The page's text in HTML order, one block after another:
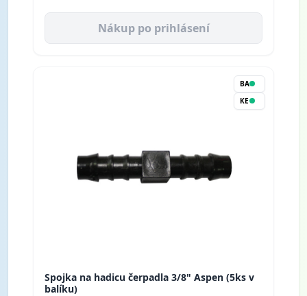
Nákup po prihlásení
BA
KE
Spojka na hadicu čerpadla 3/8" Aspen (5ks v
balíku)